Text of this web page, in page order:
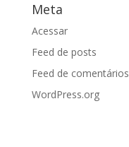
Meta
Acessar
Feed de posts
Feed de comentários
WordPress.org